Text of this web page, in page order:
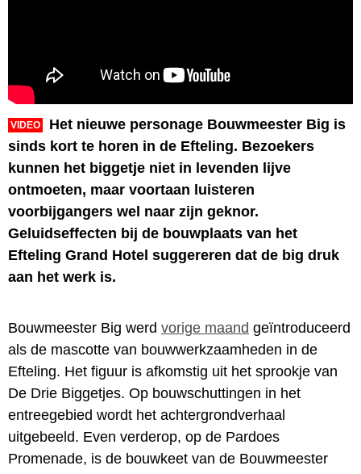
VIDEO
Het nieuwe personage Bouwmeester Big is
sinds kort te horen in de Efteling. Bezoekers
kunnen het biggetje niet in levenden lijve
ontmoeten, maar voortaan luisteren
voorbijgangers wel naar zijn geknor.
Geluidseffecten bij de bouwplaats van het
Efteling Grand Hotel suggereren dat de big druk
aan het werk is.
Bouwmeester Big werd vorige maand geïntroduceerd
als de mascotte van bouwwerkzaamheden in de
Efteling. Het figuur is afkomstig uit het sprookje van
De Drie Biggetjes. Op bouwschuttingen in het
entreegebied wordt het achtergrondverhaal
uitgebeeld. Even verderop, op de Pardoes
Promenade, is de bouwkeet van de Bouwmeester